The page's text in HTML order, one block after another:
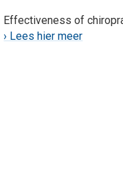
Effectiveness of
› Lees hier meer